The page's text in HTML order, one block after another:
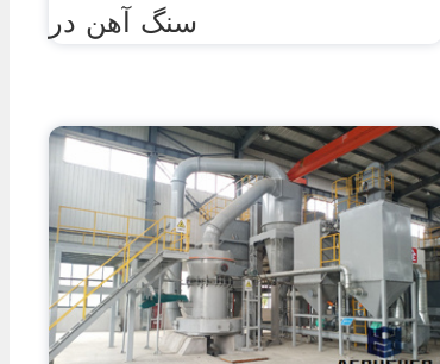
سنگ آهن در